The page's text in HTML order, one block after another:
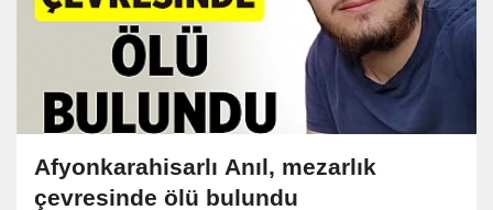
Afyonkarahisarlı Anıl, mezarlık
çevresinde ölü bulundu